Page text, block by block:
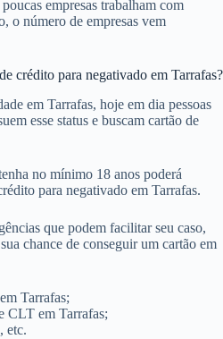
empresas trabalham com
o número de empresas vem
crédito para negativado em Tarrafas?
em Tarrafas, hoje em dia pessoas
esse status e buscam cartão de
no mínimo 18 anos poderá
para negativado em Tarrafas.
que podem facilitar seu caso,
chance de conseguir um cartão em
Tarrafas;
CLT em Tarrafas;
etc.